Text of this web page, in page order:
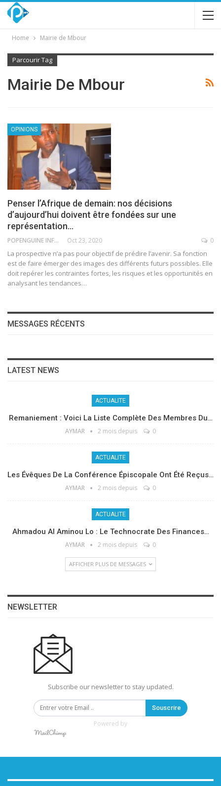
Home Mairie de Mbour
Parcourir Tag
Mairie De Mbour
OPINIONS
Penser l’Afrique de demain: nos décisions
d’aujourd’hui doivent être fondées sur une
représentation…
POPENGUINE INFO Oct 23, 2020 0
La prospective n’a pas pour objectif de prédire l’avenir. Sa fonction
est de faire émerger des images des différents futurs possibles. Elle
doit repérer les contraintes fortes, les risques et les opportunités en
analysant les tendances…
MESSAGES RÉCENTS
LATEST NEWS
ACTUALITE
Remaniement : Voici La Liste Complète Des Membres Du…
AYMAR 2 mois depuis 0
ACTUALITE
Les Évêques De La Conférence Épiscopale Ont Été Reçus…
AYMAR 2 mois depuis 0
ACTUALITE
Ahmadou Al Aminou Lo : Le Technocrate Des Finances…
AYMAR 2 mois depuis 0
AFFICHER PLUS DE MESSAGES
NEWSLETTER
Subscribe our newsletter to stay updated.
Souscrire
Powered by